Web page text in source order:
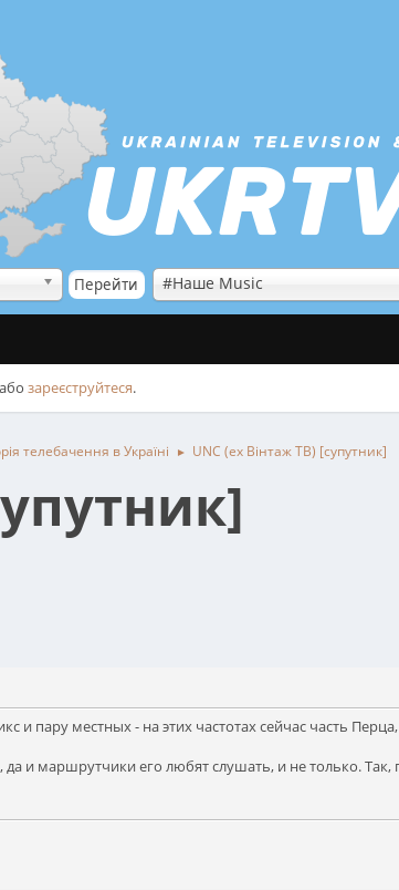
#Наше Music
або зареєструйтеся.
телебачення в Україні ► UNC (ex Вінтаж ТВ) [супутник]
и пару местных - на этих частотах сейчас часть
и маршрутчики его любят слушать, и не только.